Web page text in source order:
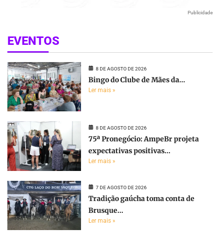
Publicidade
EVENTOS
8 DE AGOSTO DE 2026
Bingo do Clube de Mães da...
Ler mais »
8 DE AGOSTO DE 2026
75ª Pronegócio: AmpeBr projeta
expectativas positivas...
Ler mais »
7 DE AGOSTO DE 2026
Tradição gaúcha toma conta de
Brusque...
Ler mais »